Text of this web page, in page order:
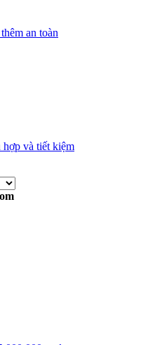
an toàn
hợp và tiết kiệm